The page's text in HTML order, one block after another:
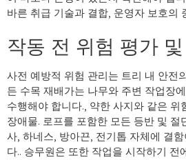
바른 취급 기술과 결합, 운영자 보호의
작동 전 위험 평가
사전 예방적 위험 관리는 트리 내 안전
든 수목 재배가는 나무와 주변 작업장
수행해야 합니다., 약한 사지와 같은 위
장애물. 로프를 포함한 모든 등반 및 절
사, 하네스, 방아끈, 전기톱 자체에 결
다.. 승무원은 또한 작업을 시작하기 전